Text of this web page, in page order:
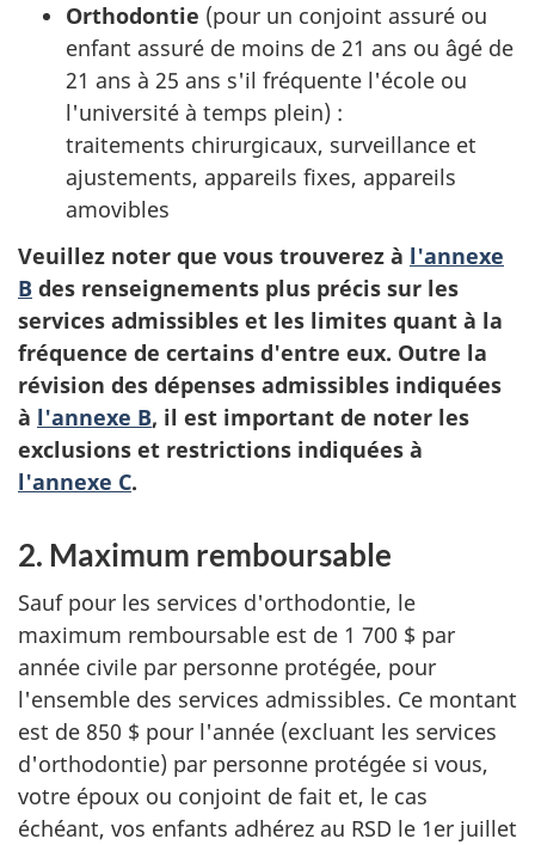
Orthodontie (pour un conjoint assuré ou
enfant assuré de moins de 21 ans ou âgé de
21 ans à 25 ans s'il fréquente l'école ou
l'université à temps plein) :
traitements chirurgicaux, surveillance et
ajustements, appareils fixes, appareils
amovibles
Veuillez noter que vous trouverez à l'annexe
B des renseignements plus précis sur les
services admissibles et les limites quant à la
fréquence de certains d'entre eux. Outre la
révision des dépenses admissibles indiquées
à l'annexe B, il est important de noter les
exclusions et restrictions indiquées à
l'annexe C.
2. Maximum remboursable
Sauf pour les services d'orthodontie, le
maximum remboursable est de 1 700 $ par
année civile par personne protégée, pour
l'ensemble des services admissibles. Ce montant
est de 850 $ pour l'année (excluant les services
d'orthodontie) par personne protégée si vous,
votre époux ou conjoint de fait et, le cas
échéant, vos enfants adhérez au RSD le 1er juillet